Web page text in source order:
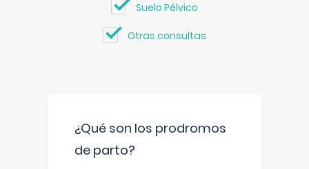
Suelo Pélvico
Otras consultas
¿Qué son los prodromos
de parto?